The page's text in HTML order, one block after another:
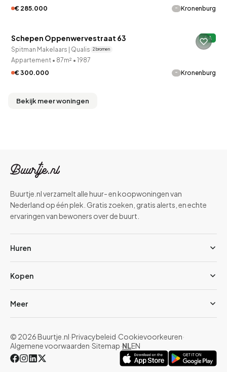
€ 285.000
- Kronenburg
Verkocht onder voorbehoud
QUICKLANE™
Schepen Oppenwervestraat 63 A
Spitman Makelaars | Qualis 2 bronnen
Appartement • 87m² • 1987
€ 300.000
- Kronenburg
Bekijk meer woningen
Buurtje.nl verzamelt alle huur- en koopwoningen van
Nederland op één plek. Gratis zoeken, gratis alerts, en echte
ervaringen van bewoners over de buurt.
Huren
Kopen
Meer
© 2026 Buurtje.nl·Privacybeleid·Cookievoorkeuren·
Algemene voorwaarden·Sitemap·NLEN